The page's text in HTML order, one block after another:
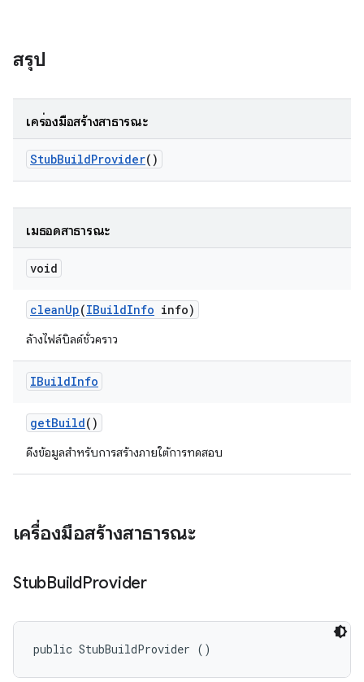
สรุป
เครื่องมือสร้างสาธารณะ
StubBuildProvider()
เมธอดสาธารณะ
void
cleanUp(IBuildInfo info)
ล้างไฟล์บิลด์ชั่วคราว
IBuildInfo
getBuild()
ดึงข้อมูลสำหรับการสร้างภายใต้การทดสอบ
เครื่องมือสร้างสาธารณะ
StubBuildProvider
public StubBuildProvider ()